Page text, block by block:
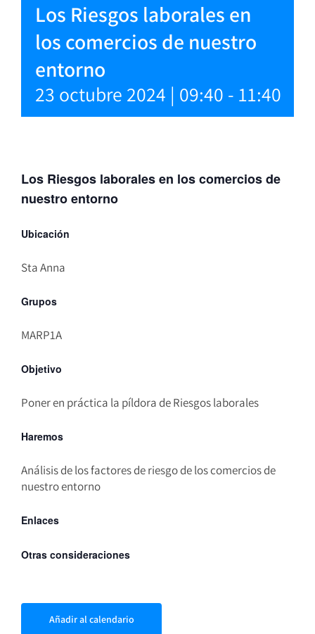
Los Riesgos laborales en
los comercios de nuestro
entorno
23 octubre 2024 | 09:40 - 11:40
Los Riesgos laborales en los comercios de
nuestro entorno
Ubicación
Sta Anna
Grupos
MARP1A
Objetivo
Poner en práctica la píldora de Riesgos laborales
Haremos
Análisis de los factores de riesgo de los comercios de
nuestro entorno
Enlaces
Otras consideraciones
Añadir al calendario